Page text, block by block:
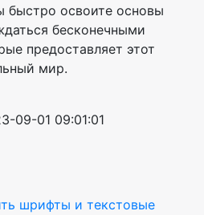
быстро освоите основы
бесконечными
предоставляет этот
мир.
09-01 09:01:01
шрифты и текстовые